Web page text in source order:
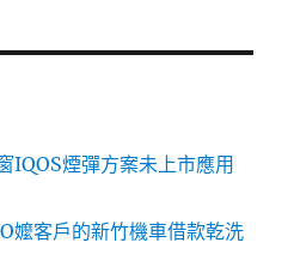
IQOS煙彈方案未上市應用
嬤客戶的新竹機車借款乾洗